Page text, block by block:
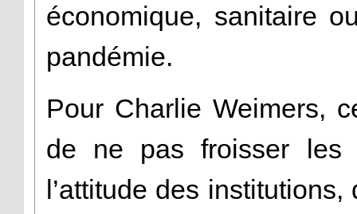
économique, sanitaire
pandémie.
Pour Charlie Weimers,
de ne pas froisser les
l’attitude des